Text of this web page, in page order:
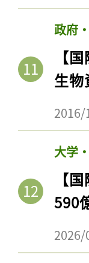
政府
【
生
大学
【
590